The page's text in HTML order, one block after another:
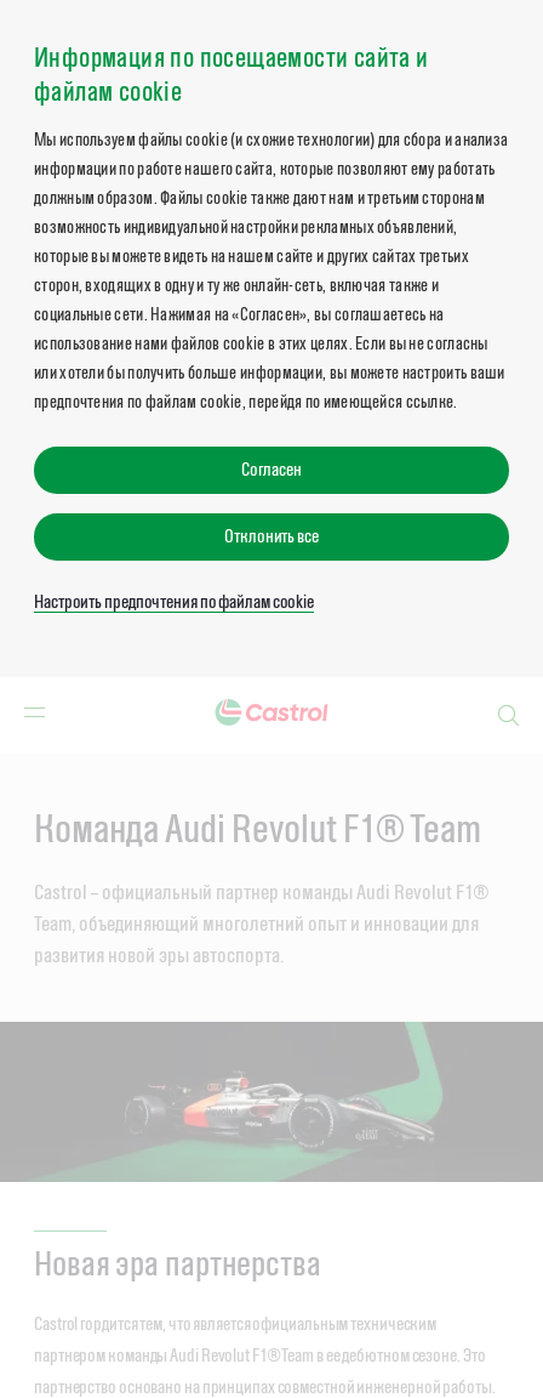
Информация по посещаемости сайта и
файлам cookie
Мы используем файлы cookie (и схожие технологии) для сбора и анализа
информации по работе нашего сайта, которые позволяют ему работать
должным образом. Файлы cookie также дают нам и третьим сторонам
возможность индивидуальной настройки рекламных объявлений,
которые вы можете видеть на нашем сайте и других сайтах третьих
сторон, входящих в одну и ту же онлайн-сеть, включая также и
социальные сети. Нажимая на «Согласен», вы соглашаетесь на
использование нами файлов cookie в этих целях. Если вы не согласны
или хотели бы получить больше информации, вы можете настроить ваши
предпочтения по файлам cookie, перейдя по имеющейся ссылке.
Согласен
Отклонить все
Настроить предпочтения по файлам cookie
Команда Audi Revolut F1® Team
Castrol – официальный партнер команды Audi Revolut F1®
Team, объединяющий многолетний опыт и инновации для
развития новой эры автоспорта.
Новая эра партнерства
Castrol гордится тем, что является официальным техническим
партнером команды Audi Revolut F1® Team в ее дебютном сезоне. Это
партнерство основано на принципах совместной инженерной работы.